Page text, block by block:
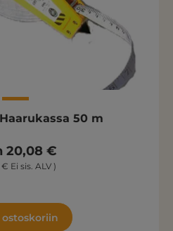
50 m
20,08 €
€ Ei sis. ALV )
ostoskoriin